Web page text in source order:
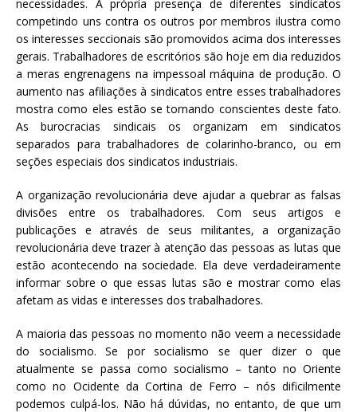
necessidades. A própria presença de diferentes sindicatos
competindo uns contra os outros por membros ilustra como
os interesses seccionais são promovidos acima dos interesses
gerais. Trabalhadores de escritórios são hoje em dia reduzidos
a meras engrenagens na impessoal máquina de produção. O
aumento nas afiliações à sindicatos entre esses trabalhadores
mostra como eles estão se tornando conscientes deste fato.
As burocracias sindicais os organizam em sindicatos
separados para trabalhadores de colarinho-branco, ou em
seções especiais dos sindicatos industriais.
A organização revolucionária deve ajudar a quebrar as falsas
divisões entre os trabalhadores. Com seus artigos e
publicações e através de seus militantes, a organização
revolucionária deve trazer à atenção das pessoas as lutas que
estão acontecendo na sociedade. Ela deve verdadeiramente
informar sobre o que essas lutas são e mostrar como elas
afetam as vidas e interesses dos trabalhadores.
A maioria das pessoas no momento não veem a necessidade
do socialismo. Se por socialismo se quer dizer o que
atualmente se passa como socialismo – tanto no Oriente
como no Ocidente da Cortina de Ferro – nós dificilmente
podemos culpá-los. Não há dúvidas, no entanto, de que um